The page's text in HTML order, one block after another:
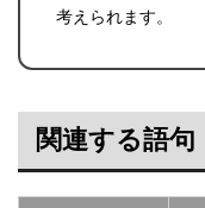
考えられます。
関連する語句